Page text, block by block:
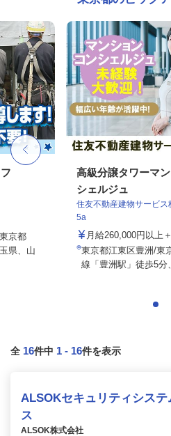
京都
県、山
高級分譲タワーマ
シェルジュ
住友不動産建物サービ
5a
月給260,000円以上
東京都江東区豊洲/東
線「豊洲駅」徒歩5分
全 16件中 1 - 16件を表示
ALSOKセキュリティシス
ス
ALSOK株式会社